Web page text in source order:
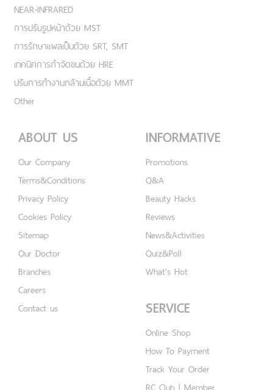
NEAR-INFRARED
การปรับรูปหน้าด้วย MST
การรักษาแผลเป็นด้วย SRT, SMT
เทคนิคการกำจัดขนด้วย HRE
ปรับการทำงานกล้ามเนื้อด้วย MMT
Other
ABOUT US
Our Company
Terms&Conditions
Privacy Policy
Cookies Policy
Sitemap
Our Doctor
Branches
Careers
Contact us
INFORMATIVE
Promotions
Q&A
Beauty Hacks
Reviews
News&Activities
Quiz&Poll
What's Hot
SERVICE
Online Shop
How To Payment
Track Your Order